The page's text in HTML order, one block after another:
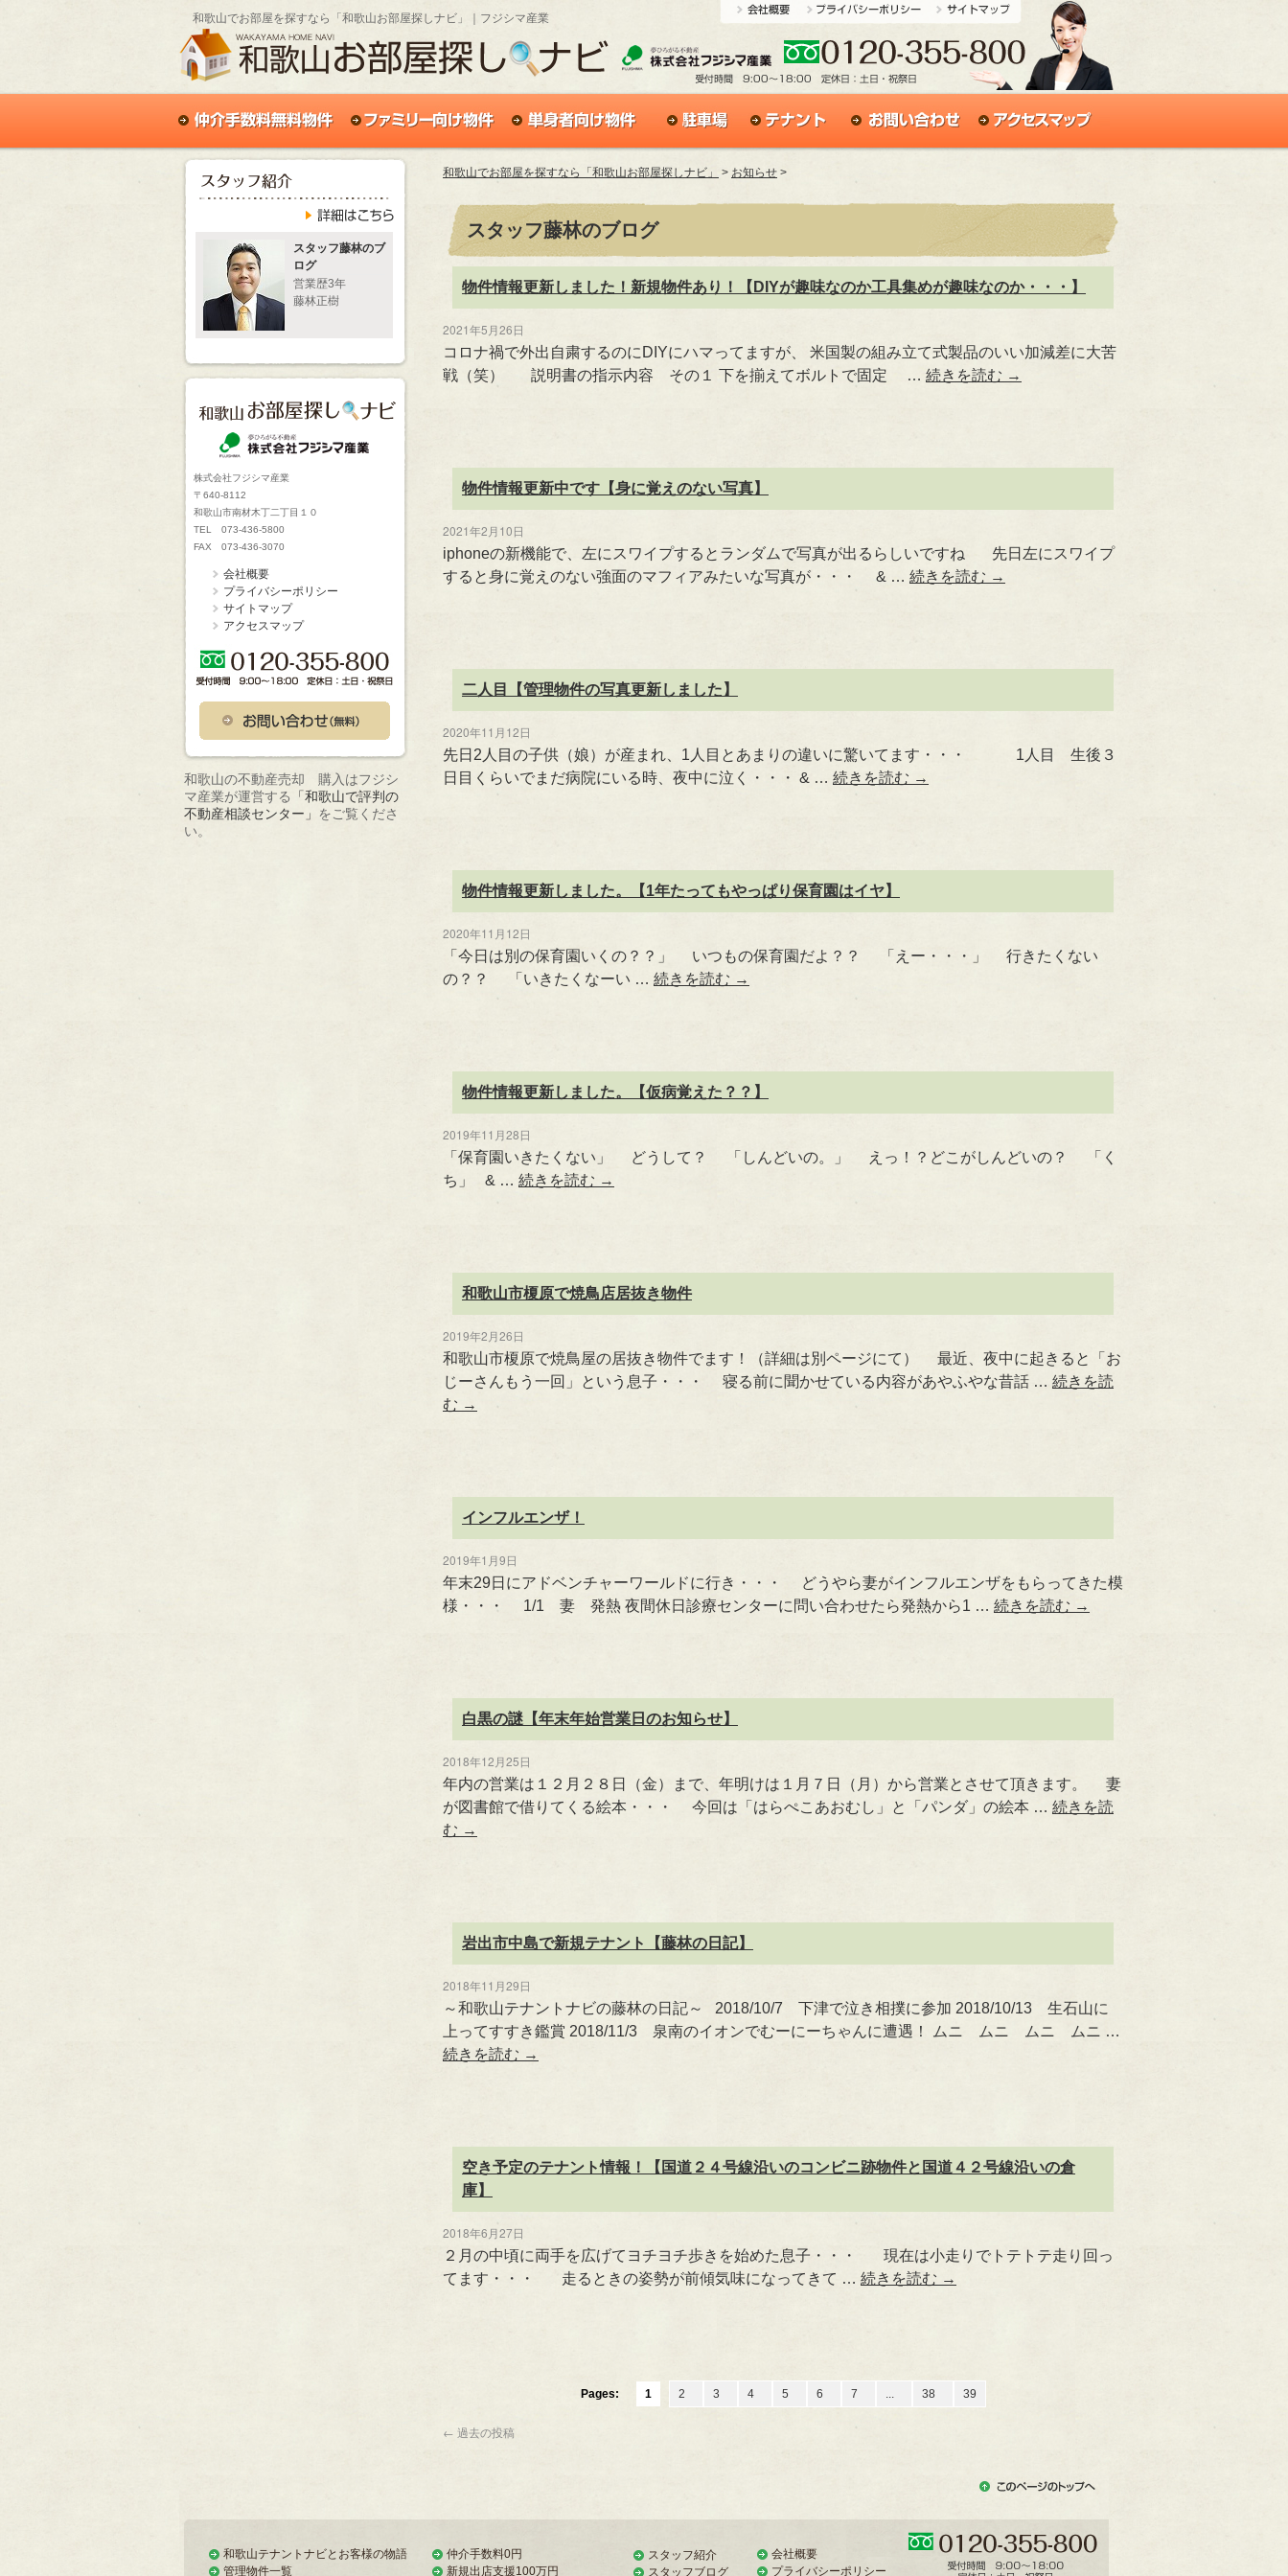
和歌山でお部屋を探すなら「和歌山お部屋探しナビ」｜フジシマ産業
和歌山でお部屋を探すなら「和歌山お部屋探しナビ」 > お知らせ >
スタッフ藤林のブログ
物件情報更新しました！新規物件あり！【DIYが趣味なのか工具集めが趣味なのか・・・】
2021年5月26日
コロナ禍で外出自粛するのにDIYにハマってますが、 米国製の組み立て式製品のいい加減差に大苦
戦（笑） 説明書の指示内容 その１ 下を揃えてボルトで固定 … 続きを読む →
物件情報更新中です【身に覚えのない写真】
2021年2月10日
iphoneの新機能で、左にスワイプするとランダムで写真が出るらしいですね 先日左にスワイプ
すると身に覚えのない強面のマフィアみたいな写真が・・・ & … 続きを読む →
二人目【管理物件の写真更新しました】
2020年11月12日
先日2人目の子供（娘）が産まれ、1人目とあまりの違いに驚いてます・・・ 1人目 生後３
日目くらいでまだ病院にいる時、夜中に泣く・・・ & … 続きを読む →
物件情報更新しました。【1年たってもやっぱり保育園はイヤ】
2020年11月12日
「今日は別の保育園いくの？？」 いつもの保育園だよ？？ 「えー・・・」 行きたくない
の？？ 「いきたくなーい … 続きを読む →
物件情報更新しました。【仮病覚えた？？】
2019年11月28日
「保育園いきたくない」 どうして？ 「しんどいの。」 えっ！？どこがしんどいの？ 「く
ち」 & … 続きを読む →
和歌山市榎原で焼鳥店居抜き物件
2019年2月26日
和歌山市榎原で焼鳥屋の居抜き物件でます！（詳細は別ページにて） 最近、夜中に起きると「お
じーさんもう一回」という息子・・・ 寝る前に聞かせている内容があやふやな昔話 … 続きを読
む →
インフルエンザ！
2019年1月9日
年末29日にアドベンチャーワールドに行き・・・ どうやら妻がインフルエンザをもらってきた模
様・・・ 1/1 妻 発熱 夜間休日診療センターに問い合わせたら発熱から1 … 続きを読む →
白黒の謎【年末年始営業日のお知らせ】
2018年12月25日
年内の営業は１２月２８日（金）まで、年明けは１月７日（月）から営業とさせて頂きます。 妻
が図書館で借りてくる絵本・・・ 今回は「はらぺこあおむし」と「パンダ」の絵本 … 続きを読
む →
岩出市中島で新規テナント【藤林の日記】
2018年11月29日
～和歌山テナントナビの藤林の日記～ 2018/10/7 下津で泣き相撲に参加 2018/10/13 生石山に
上ってすすき鑑賞 2018/11/3 泉南のイオンでむーにーちゃんに遭遇！ ムニ ムニ ムニ ムニ …
続きを読む →
空き予定のテナント情報！【国道２４号線沿いのコンビニ跡物件と国道４２号線沿いの倉
庫】
2018年6月27日
２月の中頃に両手を広げてヨチヨチ歩きを始めた息子・・・ 現在は小走りでトテトテ走り回っ
てます・・・ 走るときの姿勢が前傾気味になってきて … 続きを読む →
Pages: 1 2 3 4 5 6 7 ... 38 39
← 過去の投稿
スタッフ藤林のブ
ログ
営業歴3年
藤林正樹
株式会社フジシマ産業
〒640-8112
和歌山市南材木丁二丁目１０
TEL 073-436-5800
FAX 073-436-3070
会社概要
プライバシーポリシー
サイトマップ
アクセスマップ
和歌山の不動産売却 購入はフジシ
マ産業が運営する
「和歌山で評判の
不動産相談センター」 をご覧くださ
い。
和歌山テナントナビとお客様の物語
管理物件一覧
仲介手数料0円
新規出店支援100万円
スタッフ紹介
スタッフブログ
会社概要
プライバシーポリシー